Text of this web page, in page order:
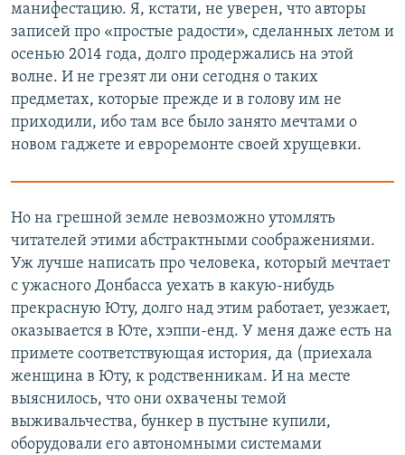
манифестацию. Я, кстати, не уверен, что авторы
записей про «простые радости», сделанных летом и
осенью 2014 года, долго продержались на этой
волне. И не грезят ли они сегодня о таких
предметах, которые прежде и в голову им не
приходили, ибо там все было занято мечтами о
новом гаджете и евроремонте своей хрущевки.
Но на грешной земле невозможно утомлять
читателей этими абстрактными соображениями.
Уж лучше написать про человека, который мечтает
с ужасного Донбасса уехать в какую-нибудь
прекрасную Юту, долго над этим работает, уезжает,
оказывается в Юте, хэппи-енд. У меня даже есть на
примете соответствующая история, да (приехала
женщина в Юту, к родственникам. И на месте
выяснилось, что они охвачены темой
выживальчества, бункер в пустыне купили,
оборудовали его автономными системами